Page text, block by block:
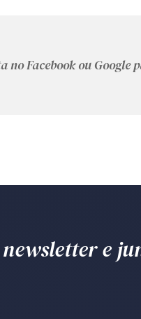
no Facebook ou Google
e